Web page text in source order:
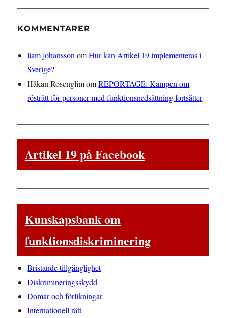
KOMMENTARER
liam johansson omHur kan Artikel 19 implementeras i
Sverige?
Håkan RosenglimomREPORTAGE: Kampen om
rösträtt för personer med funktionsnedsättning fortsätter
Artikel 19 på Facebook
Kunskapsbank om
funktionsdiskriminering
Bristande tillgänglighet
Diskrimineringsskydd
Domar och förlikningar
Internationell rätt